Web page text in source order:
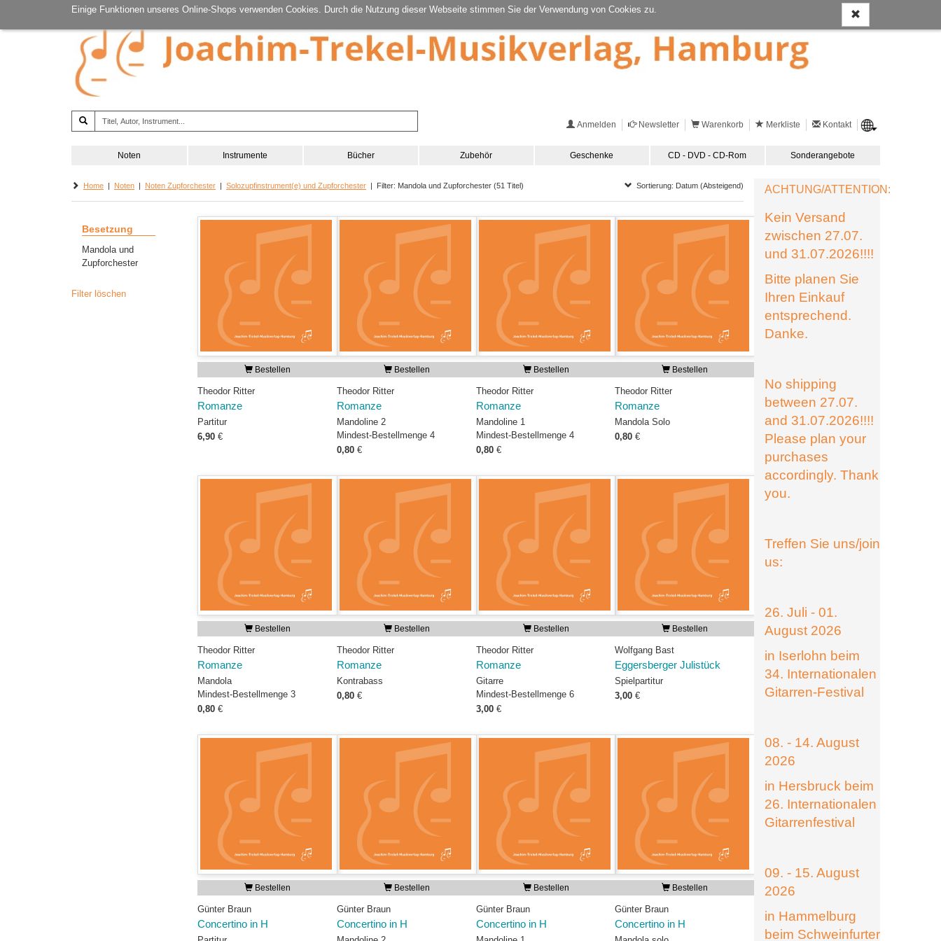
Einige Funktionen unseres Online-Shops verwenden Cookies. Durch die Nutzung dieser Webseite stimmen Sie der Verwendung von Cookies zu.
Anmelden Newsletter Warenkorb Merkliste Kontakt
Noten Instrumente Bücher Zubehör Geschenke CD - DVD - CD-Rom Sonderangebote
Home | Noten | Noten Zupforchester | Solozupfinstrument(e) und Zupforchester | Filter: Mandola und Zupforchester (51 Titel) Sortierung: Datum (Absteigend)
Besetzung
Mandola und
Zupforchester
Filter löschen
Bestellen
Theodor Ritter
Romanze
Partitur
6,90 €
Bestellen
Theodor Ritter
Romanze
Mandoline 2
Mindest-Bestellmenge 4
0,80 €
Bestellen
Theodor Ritter
Romanze
Mandoline 1
Mindest-Bestellmenge 4
0,80 €
Bestellen
Theodor Ritter
Romanze
Mandola Solo
0,80€
Bestellen
Theodor Ritter
Romanze
Mandola
Mindest-Bestellmenge 3
0,80 €
Bestellen
Theodor Ritter
Romanze
Kontrabass
0,80 €
Bestellen
Theodor Ritter
Romanze
Gitarre
Mindest-Bestellmenge 6
3,00 €
Bestellen
Wolfgang Bast
Eggersberger Julistück
Spielpartitur
3,00€
Bestellen
Günter Braun
Concertino in H
Bestellen
Günter Braun
Concertino in H
Bestellen
Günter Braun
Concertino in H
Bestellen
Günter Braun
Concertino in H
ACHTUNG/ATTENTION:
Kein Versand
zwischen 27.07.
und 31.07.2026!!!!
Bitte planen Sie
Ihren Einkauf
entsprechend.
Danke.
No shipping
between 27.07.
and 31.07.2026!!!!
Please plan your
purchases
accordingly. Thank
you.
Treffen Sie uns/join
us:
26. Juli - 01.
August 2026
in Iserlohn beim
34. Internationalen
Gitarren-Festival
08. - 14. August
2026
in Hersbruck beim
26. Internationalen
Gitarrenfestival
09. - 15. August
2026
in Hammelburg
beim Schweinfurter